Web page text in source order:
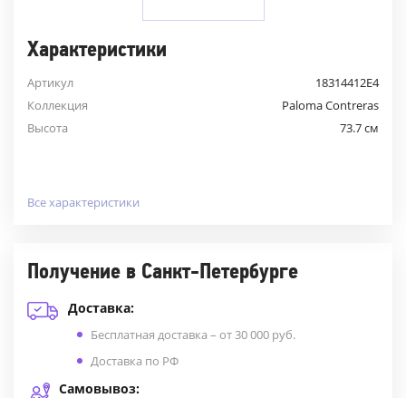
Характеристики
Артикул
18314412E4
Коллекция
Paloma Contreras
Высота
73.7 см
Все характеристики
Получение в Санкт-Петербурге
Доставка:
Бесплатная доставка – от 30 000 руб.
Доставка по РФ
Самовывоз: